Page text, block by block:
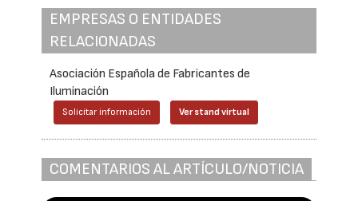
EMPRESAS O ENTIDADES
RELACIONADAS
Asociación Española de Fabricantes de
Iluminación
Solicitar información Ver stand virtual
COMENTARIOS AL ARTÍCULO/NOTICIA